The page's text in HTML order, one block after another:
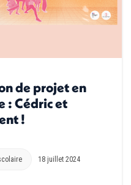
de projet en
: Cédric et
!
18 juillet 2024